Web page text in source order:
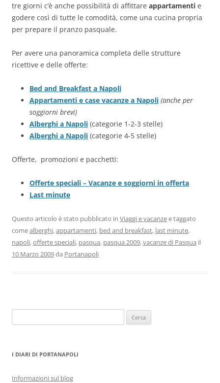
tre giorni c’è anche possibilità di affittare appartamenti e
godere così di tutte le comodità, come una cucina propria
per prepare il pranzo pasquale.
Per avere una panoramica completa delle strutture
ricettive e delle offerte:
Bed and Breakfast a Napoli
Appartamenti e case vacanze a Napoli (anche per
soggiorni brevi)
Alberghi a Napoli (categorie 1-2-3 stelle)
Alberghi a Napoli (categorie 4-5 stelle)
Offerte, promozioni e pacchetti:
Offerte speciali – Vacanze e soggiorni in offerta
Last minute
Questo articolo è stato pubblicato in Viaggi e vacanzee taggato
comealberghi,appartamenti, bed and breakfast, last minute,
napoli,offerte speciali, pasqua, pasqua 2009,vacanze di Pasqua il
10 Marzo 2009da Portanapoli
per:
I DIARI DI PORTANAPOLI
Informazioni sul blog